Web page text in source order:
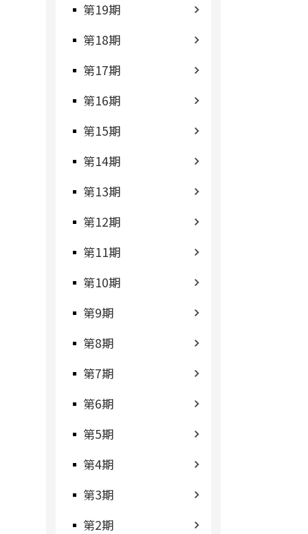
第19期
第18期
第17期
第16期
第15期
第14期
第13期
第12期
第11期
第10期
第9期
第8期
第7期
第6期
第5期
第4期
第3期
第2期